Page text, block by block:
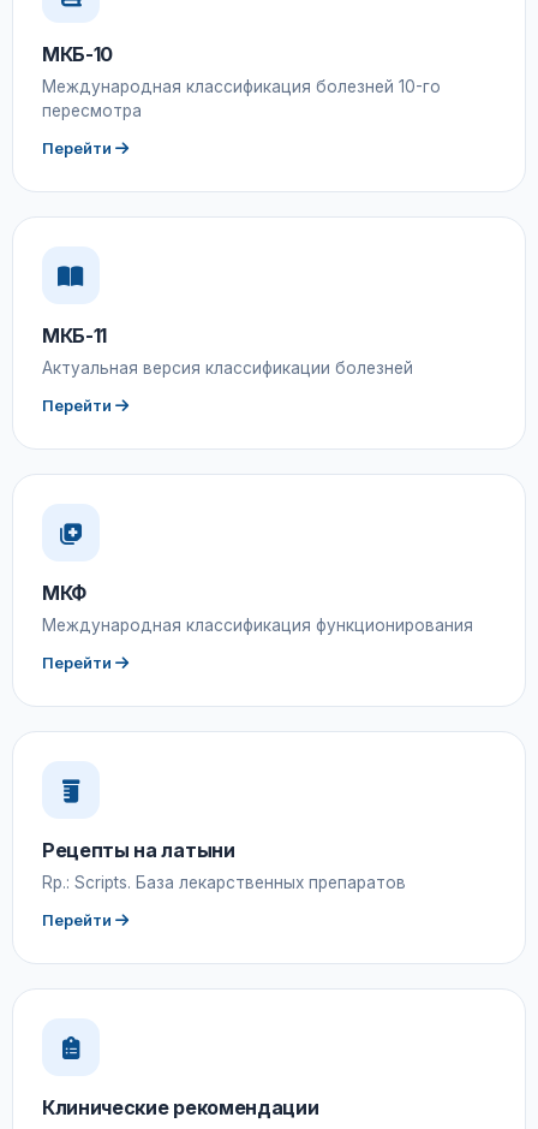
МКБ-10
Международная классификация болезней 10-го
пересмотра
Перейти
МКБ-11
Актуальная версия классификации болезней
Перейти
МКФ
Международная классификация функционирования
Перейти
Рецепты на латыни
Rp.: Scripts. База лекарственных препаратов
Перейти
Клинические рекомендации